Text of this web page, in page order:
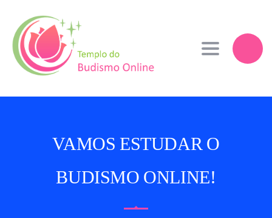
Toggle
VAMOS ESTUDAR O
BUDISMO ONLINE!